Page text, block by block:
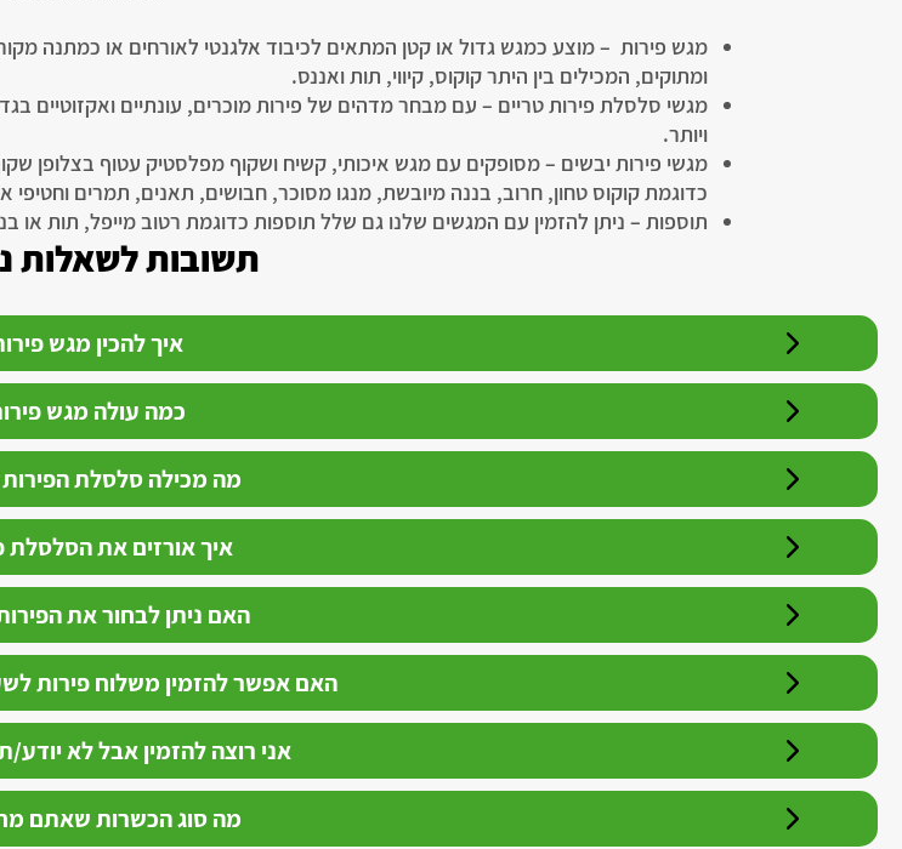
מגש פירות – מוצע כמגש גדול או קטן המתאים לכיבוד אלגנטי לאורחים או כמתנה
ומתוקים, המכילים בין היתר קוקוס, קיווי, תות ואננס.
ויותר.
מגשי פירות יבשים – מסופקים עם מגש איכותי, קשיח ושקוף מפלסטיק עטוף בצלופן
כדוגמת קוקוס טחון, חרוב, בננה מיובשת, מנגו מסוכר, חבושים, תאנים, תמרים וחטיפי
תוספות – ניתן להזמין עם המגשים שלנו גם שלל תוספות כדוגמת רטוב מייפל, תות או
תשובות לשאלות
איך להכין מגש
כמה עולה מגש
מה מכילה סלסלת
איך אורזים את הסלסלת
האם ניתן לבחור את
האם אפשר להזמין משלוח פירות
אני רוצה להזמין אבל לא
מה סוג הכשרות שאתם